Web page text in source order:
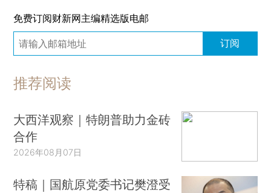
免费订阅财新网主编精选版电邮
订阅
推荐阅读
大西洋观察｜特朗普助力金砖
合作
2026年08月07日
特稿｜国航原党委书记樊澄受